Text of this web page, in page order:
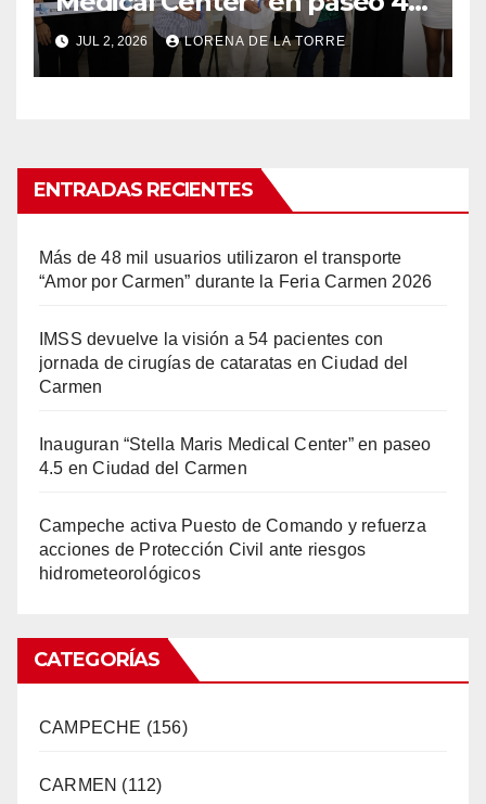
en Ciudad del Carmen
JUL 2, 2026 LORENA DE LA TORRE
ENTRADAS RECIENTES
Más de 48 mil usuarios utilizaron el transporte
“Amor por Carmen” durante la Feria Carmen 2026
IMSS devuelve la visión a 54 pacientes con
jornada de cirugías de cataratas en Ciudad del
Carmen
Inauguran “Stella Maris Medical Center” en paseo
4.5 en Ciudad del Carmen
Campeche activa Puesto de Comando y refuerza
acciones de Protección Civil ante riesgos
hidrometeorológicos
CATEGORÍAS
CAMPECHE (156)
CARMEN (112)